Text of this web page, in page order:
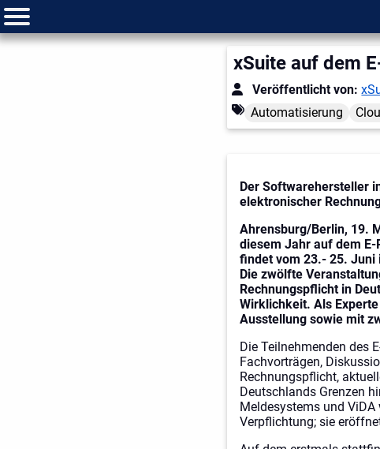
xSuite auf dem
Veröffentlicht von:
Automatisierung
Der Softwarehersteller
elektronischer
Ahrensburg/Berlin, 19.
diesem Jahr auf dem
findet vom 23.- 25. Juni
Die zwölfte
Rechnungspflicht in
Wirklichkeit. Als
Ausstellung sowie mit
Die Teilnehmenden des
Fachvorträgen,
Rechnungspflicht,
Deutschlands Grenzen
Meldesystems und
Verpflichtung; sie